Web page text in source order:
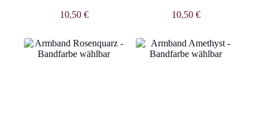
10,50 € 10,50 €